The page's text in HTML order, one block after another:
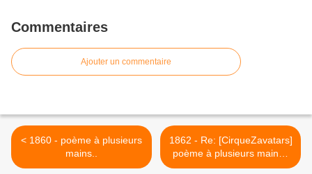
Commentaires
Ajouter un commentaire
< 1860 - poème à plusieurs
mains..
1862 - Re: [CirqueZavatars]
poème à plusieurs mains..
>